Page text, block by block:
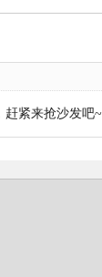
赶紧来抢沙发吧~